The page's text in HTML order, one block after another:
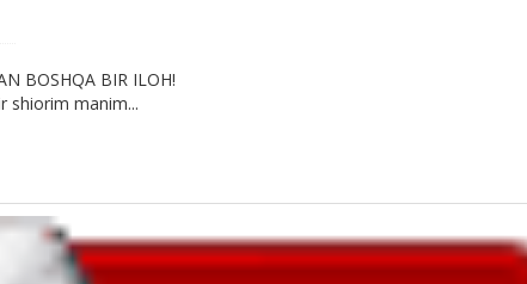
BOSHQA BIR ILOH!
shiorim manim...